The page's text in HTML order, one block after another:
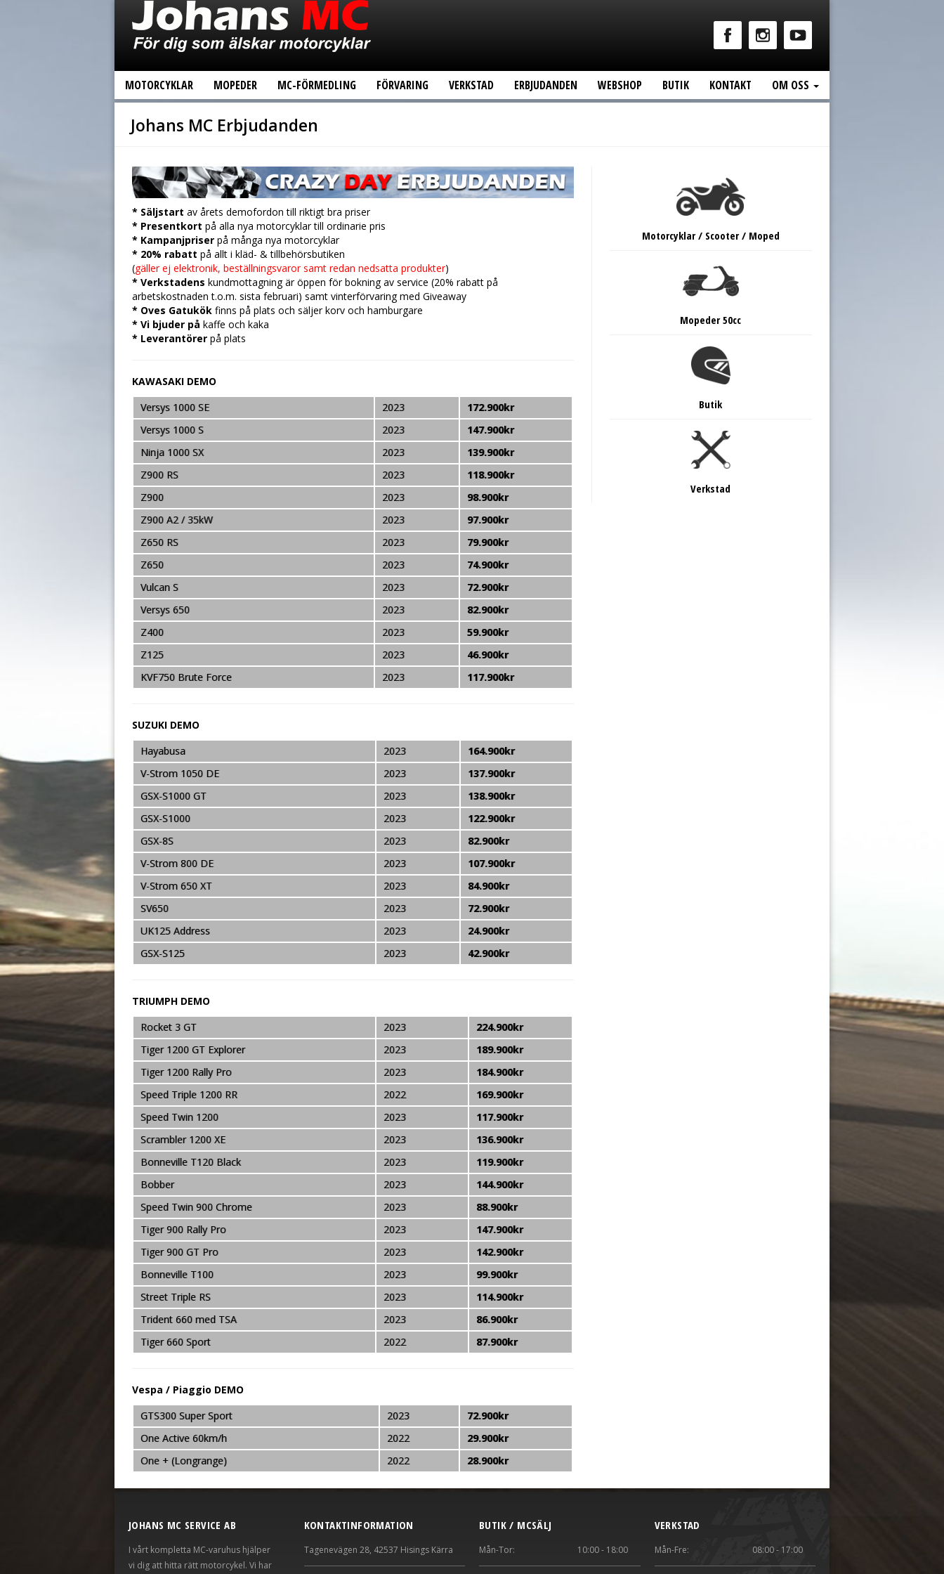
MOTORCYKLAR MOPEDER MC-FÖRMEDLING FÖRVARING VERKSTAD ERBJUDANDEN WEBSHOP BUTIK KONTAKT OM OSS
Johans MC Erbjudanden
* Säljstart av årets demofordon till riktigt bra priser
* Presentkort på alla nya motorcyklar till ordinarie pris
* Kampanjpriser på många nya motorcyklar
* 20% rabatt på allt i kläd- & tillbehörsbutiken
(gäller ej elektronik, beställningsvaror samt redan nedsatta produkter)
* Verkstadens kundmottagning är öppen för bokning av service (20% rabatt på
arbetskostnaden t.o.m. sista februari) samt vinterförvaring med Giveaway
* Oves Gatukök finns på plats och säljer korv och hamburgare
* Vi bjuder på kaffe och kaka
* Leverantörer på plats
KAWASAKI DEMO
Versys 1000 SE
2023
172.900kr
Versys 1000 S
2023
147.900kr
Ninja 1000 SX
2023
139.900kr
Z900 RS
2023
118.900kr
Z900
2023
98.900kr
Z900 A2 / 35kW
2023
97.900kr
Z650 RS
2023
79.900kr
Z650
2023
74.900kr
Vulcan S
2023
72.900kr
Versys 650
2023
82.900kr
Z400
2023
59.900kr
Z125
2023
46.900kr
KVF750 Brute Force
2023 117.900kr
SUZUKI DEMO
Hayabusa
2023
164.900kr
V-Strom 1050 DE
2023
137.900kr
GSX-S1000 GT
2023
138.900kr
GSX-S1000
2023
122.900kr
GSX-8S
2023
82.900kr
V-Strom 800 DE
2023
107.900kr
V-Strom 650 XT
2023
84.900kr
SV650
2023
72.900kr
UK125 Address
2023
24.900kr
GSX-S125
2023 42.900kr
TRIUMPH DEMO
Rocket 3 GT
2023
224.900kr
Tiger 1200 GT Explorer
2023
189.900kr
Tiger 1200 Rally Pro
2023
184.900kr
Speed Triple 1200 RR
2022
169.900kr
Speed Twin 1200
2023
117.900kr
Scrambler 1200 XE
2023
136.900kr
Bonneville T120 Black
2023
119.900kr
Bobber
2023
144.900kr
Speed Twin 900 Chrome
2023
88.900kr
Tiger 900 Rally Pro
2023
147.900kr
Tiger 900 GT Pro
2023
142.900kr
Bonneville T100
2023
99.900kr
Street Triple RS
2023
114.900kr
Trident 660 med TSA
2023
86.900kr
Tiger 660 Sport
2022 87.900kr
Vespa / Piaggio DEMO
GTS300 Super Sport
2023
72.900kr
One Active 60km/h
2022
29.900kr
One + (Longrange)
2022 28.900kr
Motorcyklar / Scooter / Moped
Mopeder 50cc
Butik
Verkstad
JOHANS MC SERVICE AB
I vårt kompletta MC-varuhus hjälper
vi dig att hitta rätt motorcykel. Vi har
KONTAKTINFORMATION
Tagenevägen 28, 42537 Hisings Kärra
BUTIK / MCSÄLJ
Mån-Tor: 10:00 - 18:00
VERKSTAD
Mån-Fre: 08:00 - 17:00